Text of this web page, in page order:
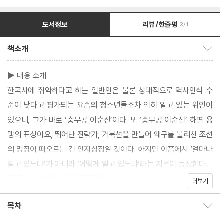
도서정보 리뷰/한줄평 3/1
책소개
▶ 내용 소개
한국사에 취약하다고 하는 일반인은 물론 상대적으로 역사인식 수
준이 낮다고 평가되는 요즘의 청소년들조차 익히 알고 있는 위인이
있으니, 그가 바로 ‘충무공 이순신’이다. 또 ‘충무공 이순신’ 하면 용
맹의 표상이요, 뛰어난 전략가, 거북선을 만들어 왜구를 물리친 조선
의 명장이 떠오르는 건 인지상정일 것이다. 하지만 이쯤에서 ‘얼마나
알고 있느냐’가 아니라 ‘어떻게 알고 있느냐’라는 지적이 등장한다.
더보기
목차